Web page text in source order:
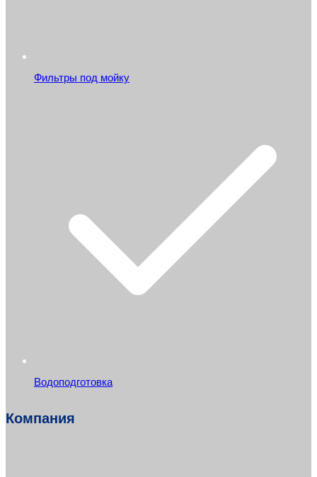
Фильтры под мойку
Водоподготовка
Компания